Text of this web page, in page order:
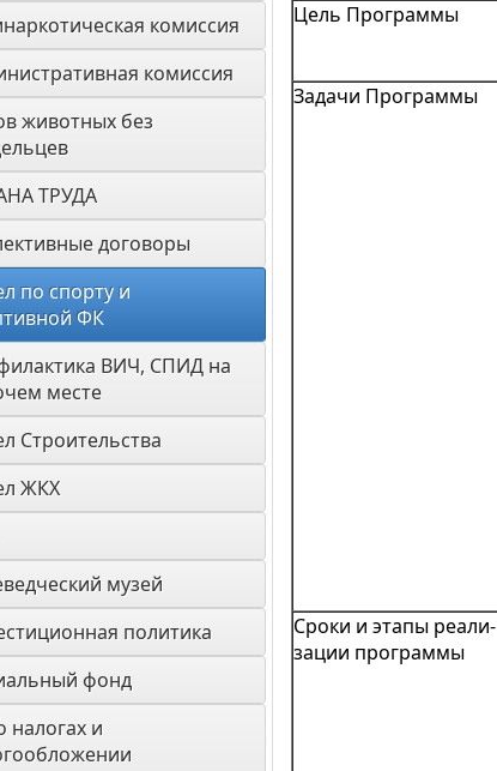
комиссия
комиссия
животных без
ТРУДА
договоры
по спорту и
ФК
ВИЧ, СПИД на
месте
Строительства
ЖКХ
музей
политика
фонд
налогах и
Цель Программы
Задачи Программы
Сроки и этапы реали­
зации программы